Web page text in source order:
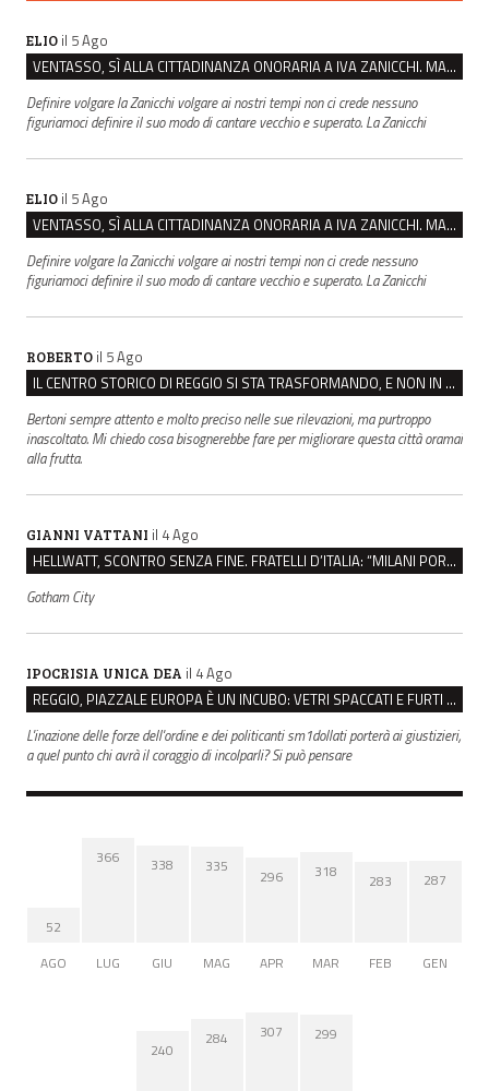
ELIO il 5 Ago
VENTASSO, SÌ ALLA CITTADINANZA ONORARIA A IVA ZANICCHI. MA BARGIACCHI: “È DI PESSIMO GUSTO”
Definire volgare la Zanicchi volgare ai nostri tempi non ci crede nessuno
figuriamoci definire il suo modo di cantare vecchio e superato. La Zanicchi
ELIO il 5 Ago
VENTASSO, SÌ ALLA CITTADINANZA ONORARIA A IVA ZANICCHI. MA BARGIACCHI: “È DI PESSIMO GUSTO”
Definire volgare la Zanicchi volgare ai nostri tempi non ci crede nessuno
figuriamoci definire il suo modo di cantare vecchio e superato. La Zanicchi
ROBERTO il 5 Ago
IL CENTRO STORICO DI REGGIO SI STA TRASFORMANDO, E NON IN MEGLIO
Bertoni sempre attento e molto preciso nelle sue rilevazioni, ma purtroppo
inascoltato. Mi chiedo cosa bisognerebbe fare per migliorare questa città oramai
alla frutta.
GIANNI VATTANI il 4 Ago
HELLWATT, SCONTRO SENZA FINE. FRATELLI D’ITALIA: “MILANI PORTA DOCUMENTI, DE FRANCO INSULTI”
Gotham City
IPOCRISIA UNICA DEA il 4 Ago
REGGIO, PIAZZALE EUROPA È UN INCUBO: VETRI SPACCATI E FURTI SULLE AUTO IN SOSTA
L'inazione delle forze dell'ordine e dei politicanti sm1dollati porterà ai giustizieri,
a quel punto chi avrà il coraggio di incolparli? Si può pensare
52
AGO
366
LUG
338
GIU
335
MAG
296
APR
318
MAR
283
FEB
287
GEN
240
284 307 299